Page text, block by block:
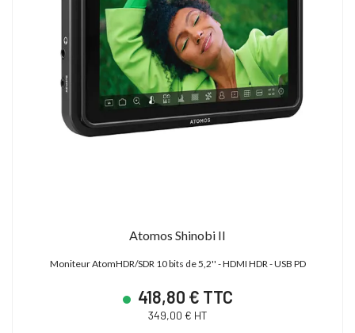
Atomos Shinobi II
Moniteur AtomHDR/SDR 10 bits de 5,2'' - HDMI HDR - USB PD
418,80 € TTC
349,00 € HT